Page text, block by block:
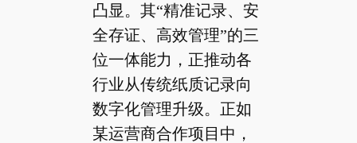
凸显。其“精准记录、安
全存证、高效管理”的三
位一体能力，正推动各
行业从传统纸质记录向
数字化管理升级。正如
某运营商合作项目中，